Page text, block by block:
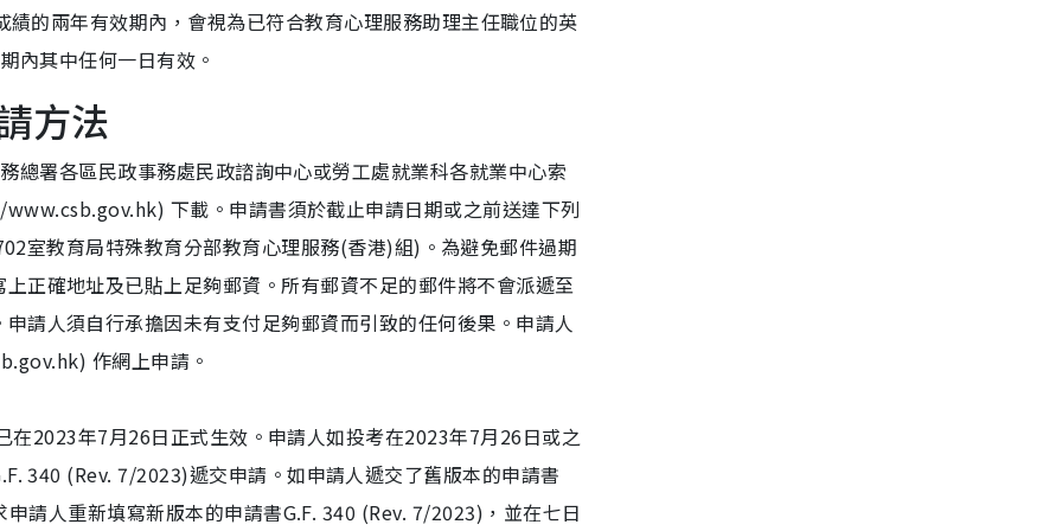
的兩年有效期內，會視為已符合教育心理服務助理主任職位的英
內其中任何一日有效。
方法
總署各區民政事務處民政諮詢中心或勞工處就業科各就業中心索
下載。申請書須於截止申請日期或之前送達下列
室教育局特殊教育分部教育心理服務(香港)組)。為避免郵件過期
正確地址及已貼上足夠郵資。所有郵資不足的郵件將不會派遞至
請人須自行承擔因未有支付足夠郵資而引致的任何後果。申請人
作網上申請。
2023年7月26日正式生效。申請人如投考在2023年7月26日或之
340 (Rev. 7/2023)遞交申請。如申請人遞交了舊版本的申請書
請人重新填寫新版本的申請書G.F. 340 (Rev. 7/2023)，並在七日